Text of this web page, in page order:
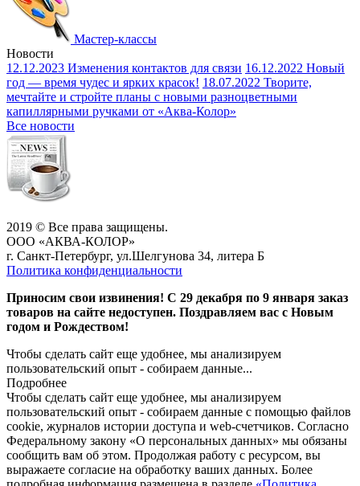
Мастер-классы
Новости
12.12.2023 Изменения контактов для связи 16.12.2022 Новый
год — время чудес и ярких красок! 18.07.2022 Творите,
мечтайте и стройте планы с новыми разноцветными
капиллярными ручками от «Аква-Колор»
Все новости
2019 © Все права защищены.
ООО «АКВА-КОЛОР»
г. Санкт-Петербург, ул.Шелгунова 34, литера Б
Политика конфиденциальности
Приносим свои извинения! С 29 декабря по 9 января заказ
товаров на сайте недоступен. Поздравляем вас с Новым
годом и Рождеством!
Чтобы сделать сайт еще удобнее, мы анализируем
пользовательский опыт - собираем данные...
Подробнее
Чтобы сделать сайт еще удобнее, мы анализируем
пользовательский опыт - собираем данные с помощью файлов
cookie, журналов истории доступа и web-счетчиков. Согласно
Федеральному закону «О персональных данных» мы обязаны
сообщить вам об этом. Продолжая работу с ресурсом, вы
выражаете согласие на обработку ваших данных. Более